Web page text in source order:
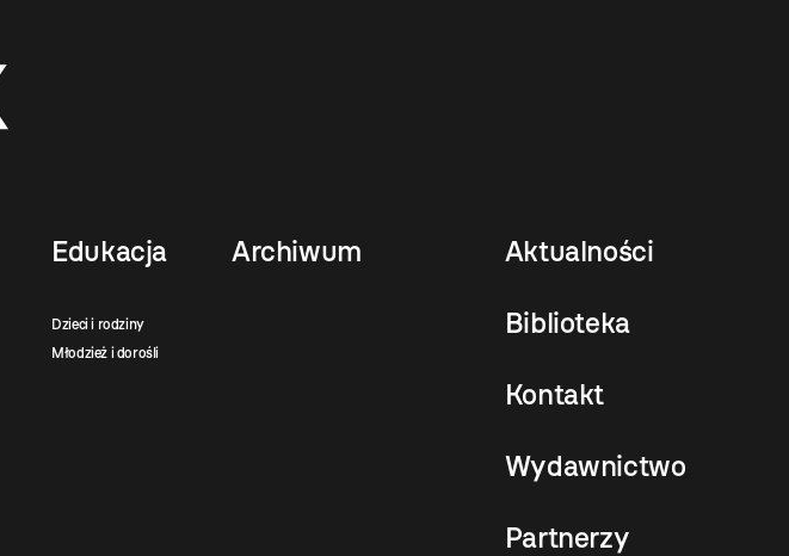
Edukacja
Dzieci i rodziny
Młodzież i dorośli
Archiwum Aktualności
Biblioteka
Kontakt
Wydawnictwo
Partnerzy